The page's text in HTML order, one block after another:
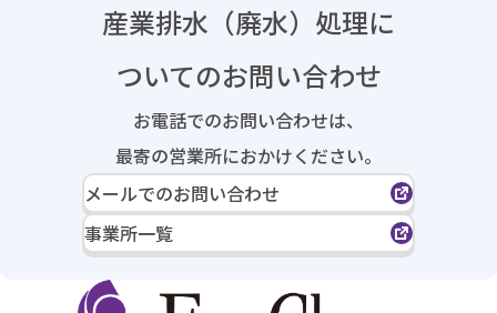
産業排水（廃水）処理に
ついてのお問い合わせ
お電話でのお問い合わせは、
最寄の営業所におかけください。
メールでのお問い合わせ
事業所一覧